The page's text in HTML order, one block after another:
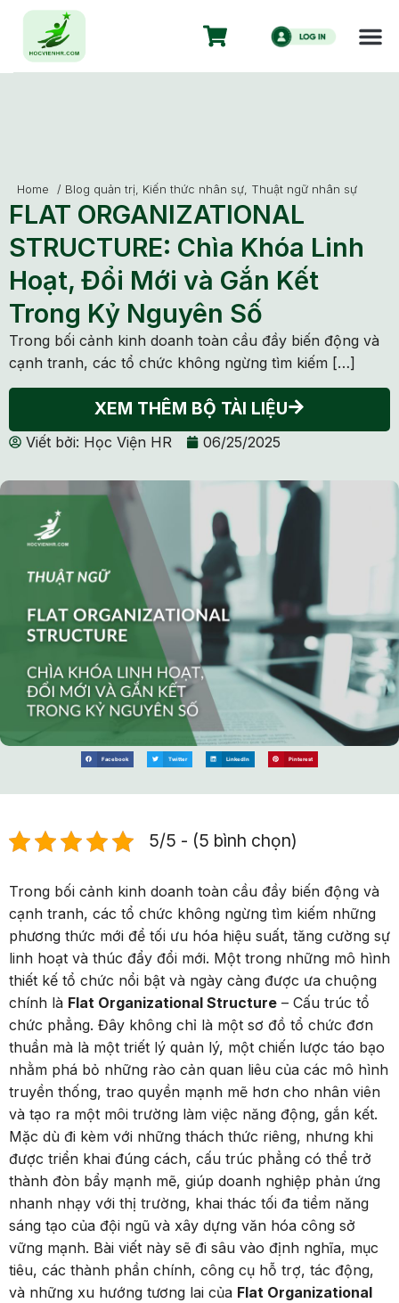
Home / Blog quản trị, Kiến thức nhân sự, Thuật ngữ nhân sự
FLAT ORGANIZATIONAL
STRUCTURE: Chìa Khóa Linh
Hoạt, Đổi Mới và Gắn Kết
Trong Kỷ Nguyên Số
Trong bối cảnh kinh doanh toàn cầu đầy biến động và
cạnh tranh, các tổ chức không ngừng tìm kiếm […]
XEM THÊM BỘ TÀI LIỆU
Viết bởi: Học Viện HR 06/25/2025
Facebook Twitter LinkedIn Pinterest
5/5 - (5 bình chọn)
Trong bối cảnh kinh doanh toàn cầu đầy biến động và
cạnh tranh, các tổ chức không ngừng tìm kiếm những
phương thức mới để tối ưu hóa hiệu suất, tăng cường sự
linh hoạt và thúc đẩy đổi mới. Một trong những mô hình
thiết kế tổ chức nổi bật và ngày càng được ưa chuộng
chính là Flat Organizational Structure – Cấu trúc tổ
chức phẳng. Đây không chỉ là một sơ đồ tổ chức đơn
thuần mà là một triết lý quản lý, một chiến lược táo bạo
nhằm phá bỏ những rào cản quan liêu của các mô hình
truyền thống, trao quyền mạnh mẽ hơn cho nhân viên
và tạo ra một môi trường làm việc năng động, gắn kết.
Mặc dù đi kèm với những thách thức riêng, nhưng khi
được triển khai đúng cách, cấu trúc phẳng có thể trở
thành đòn bẩy mạnh mẽ, giúp doanh nghiệp phản ứng
nhanh nhạy với thị trường, khai thác tối đa tiềm năng
sáng tạo của đội ngũ và xây dựng văn hóa công sở
vững mạnh. Bài viết này sẽ đi sâu vào định nghĩa, mục
tiêu, các thành phần chính, công cụ hỗ trợ, tác động,
và những xu hướng tương lai của Flat Organizational